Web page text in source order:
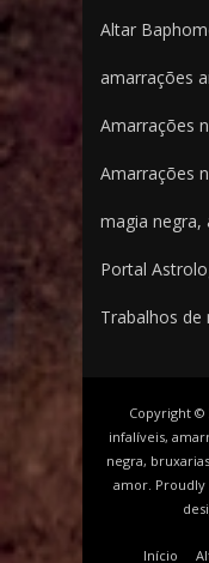
Altar
amarrações
Amarrações
Amarrações
magia negra,
Portal
Trabalhos de
Copyright ©
infalíveis,
negra,
amor.
Início